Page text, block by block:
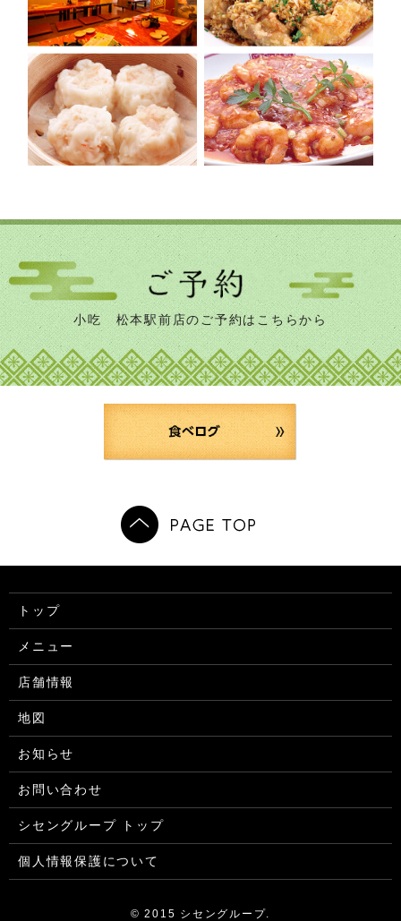
小吃 松本駅前店のご予約はこちらから
トップ
メニュー
店舗情報
地図
お知らせ
お問い合わせ
シセングループ トップ
個人情報保護について
© 2015 シセングループ.